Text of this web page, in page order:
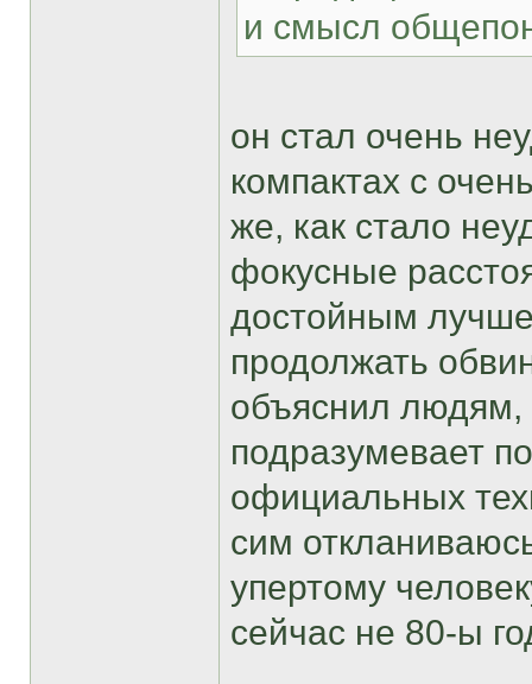
и смысл
он стал очень
компактах с
же, как стало
фокусные
достойным
продолжать
объяснил
подразумевает
официальных
сим
упертому
сейчас не 80-ы